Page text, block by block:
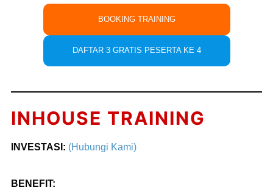
BOOKING TRAINING
DAFTAR 3 GRATIS PESERTA KE 4
INHOUSE TRAINING
INVESTASI: (Hubungi Kami)
BENEFIT: